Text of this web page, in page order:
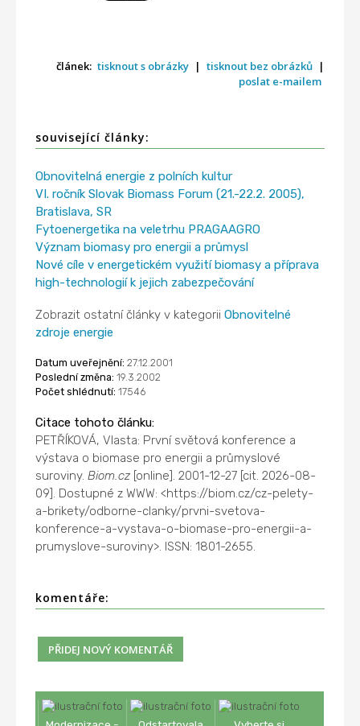
článek: tisknout s obrázky | tisknout bez obrázků |
poslat e-mailem
související články:
Obnovitelná energie z polních kultur
VI. ročník Slovak Biomass Forum (21.-22.2. 2005),
Bratislava, SR
Fytoenergetika na veletrhu PRAGAAGRO
Význam biomasy pro energii a průmysl
Nové cíle v energetickém využití biomasy a příprava
high-technologií k jejich zabezpečování
Zobrazit ostatní články v kategoriiObnovitelné
zdroje energie
Datum uveřejnění: 27.12.2001
Poslední změna: 19.3.2002
Počet shlédnutí: 17546
Citace tohoto článku:
PETŘÍKOVÁ, Vlasta: První světová konference a
výstava o biomase pro energii a průmyslové
suroviny.Biom.cz [online]. 2001-12-27 [cit. 2026-08-
09]. Dostupné z WWW: <https://biom.cz/cz-pelety-
a-brikety/odborne-clanky/prvni-svetova-
konference-a-vystava-o-biomase-pro-energii-a-
prumyslove-suroviny>. ISSN: 1801-2655.
komentáře: